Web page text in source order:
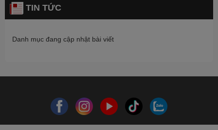
TIN TỨC
Danh mục đang cập nhật bài viết